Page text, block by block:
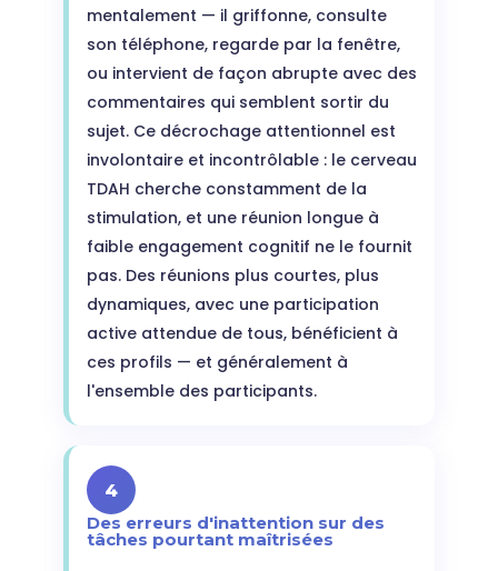
mentalement — il griffonne, consulte
son téléphone, regarde par la fenêtre,
ou intervient de façon abrupte avec des
commentaires qui semblent sortir du
sujet. Ce décrochage attentionnel est
involontaire et incontrôlable : le cerveau
TDAH cherche constamment de la
stimulation, et une réunion longue à
faible engagement cognitif ne le fournit
pas. Des réunions plus courtes, plus
dynamiques, avec une participation
active attendue de tous, bénéficient à
ces profils — et généralement à
l'ensemble des participants.
4
Des erreurs d'inattention sur des
tâches pourtant maîtrisées